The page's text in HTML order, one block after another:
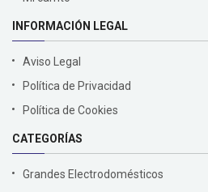
INFORMACIÓN LEGAL
Aviso Legal
Política de Privacidad
Política de Cookies
CATEGORÍAS
Grandes Electrodomésticos